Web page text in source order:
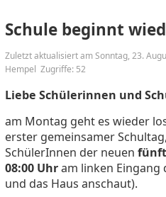
Schule beginnt
Zuletzt aktualisiert am Sonntag, 23.
Hempel Zugriffe: 52
Liebe Schülerinnen und
am Montag geht es wieder
erster gemeinsamer
SchülerInnen der neuen
08:00 Uhram linken Eingang
und das Haus anschaut).